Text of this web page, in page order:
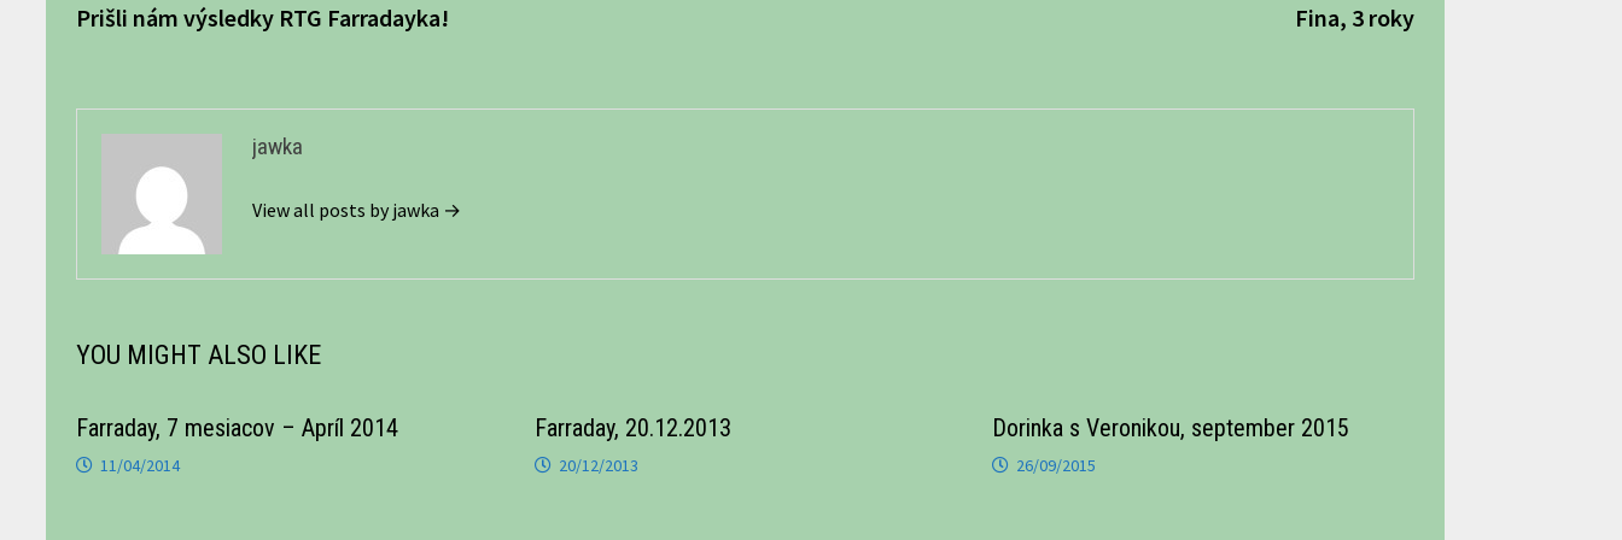
v
post:
Prišli nám výsledky RTG Farradayka!
post:
Fina, 3 roky
jawka
View all posts by jawka →
YOU MIGHT ALSO LIKE
Farraday, 7 mesiacov – Apríl 2014
11/04/2014
Farraday, 20.12.2013
20/12/2013
Dorinka s Veronikou, september 2015
26/09/2015